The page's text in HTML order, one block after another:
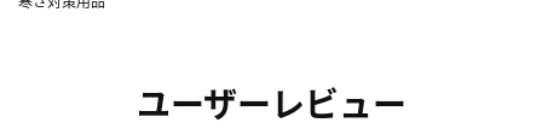
ユーザーレビュー